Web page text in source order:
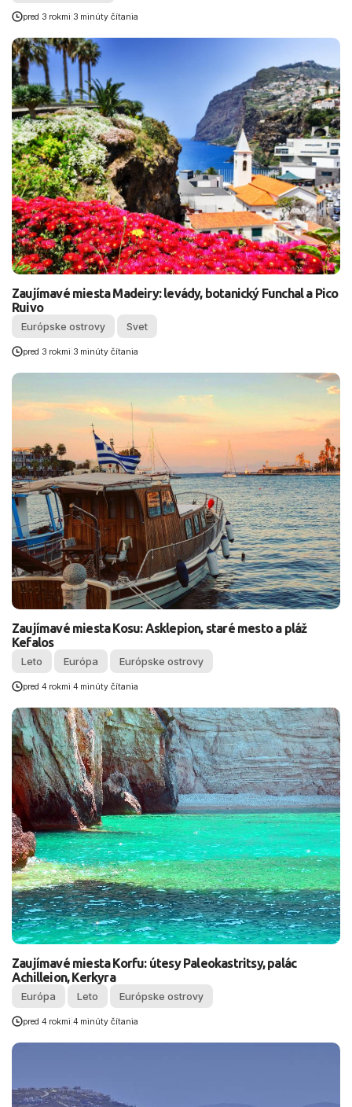
pred 3 rokmi 3 minúty čítania
Zaujímavé miesta Madeiry: levády, botanický Funchal a Pico
Ruivo
Európske ostrovy Svet
pred 3 rokmi 3 minúty čítania
Zaujímavé miesta Kosu: Asklepion, staré mesto a pláž
Kefalos
Leto Európa Európske ostrovy
pred 4 rokmi 4 minúty čítania
Zaujímavé miesta Korfu: útesy Paleokastritsy, palác
Achilleion, Kerkyra
Európa Leto Európske ostrovy
pred 4 rokmi 4 minúty čítania